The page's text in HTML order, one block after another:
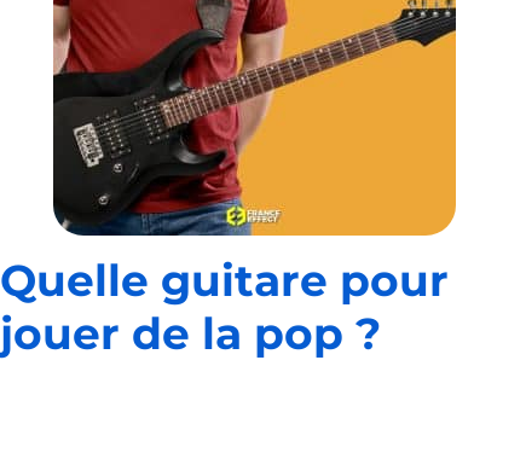
Quelle guitare pour
jouer de la pop ?